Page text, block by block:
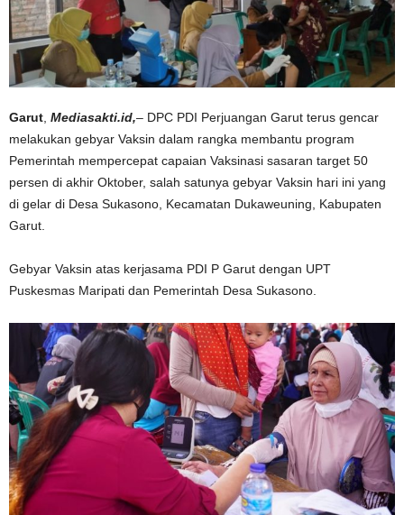
Garut, Mediasakti.id,– DPC PDI Perjuangan Garut terus gencar
melakukan gebyar Vaksin dalam rangka membantu program
Pemerintah mempercepat capaian Vaksinasi sasaran target 50
persen di akhir Oktober, salah satunya gebyar Vaksin hari ini yang
di gelar di Desa Sukasono, Kecamatan Dukaweuning, Kabupaten
Garut.
Gebyar Vaksin atas kerjasama PDI P Garut dengan UPT
Puskesmas Maripati dan Pemerintah Desa Sukasono.